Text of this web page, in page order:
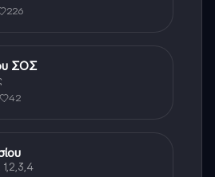
226
ΣΟΣ
42
1,2,3,4